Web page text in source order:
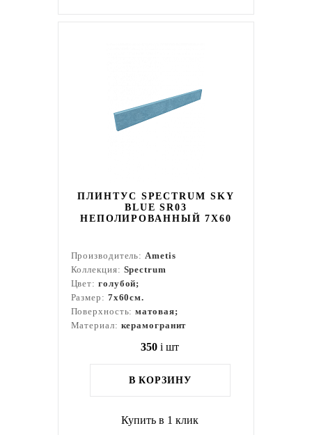
ПЛИНТУС SPECTRUM SKY
BLUE SR03
НЕПОЛИРОВАННЫЙ 7X60
Производитель:Ametis
Коллекция: Spectrum
Цвет: голубой;
Размер: 7x60см.
Поверхность:матовая;
Материал: керамогранит
350 i шт
В КОРЗИНУ
Купить в 1 клик